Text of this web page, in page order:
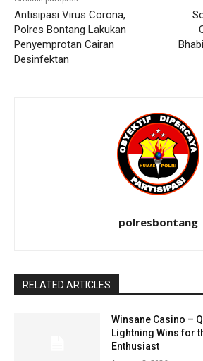
Antisipasi Virus Corona,
Polres Bontang Lakukan
Penyemprotan Cairan
Desinfektan
polresbontang
RELATED ARTICLES
Winsane Casino –
Lightning Wins for
Enthusiast